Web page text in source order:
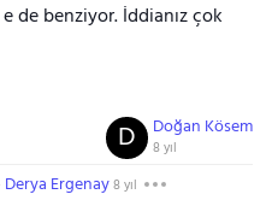
de benziyor. İddianız çok
Doğan Kösem
8 yıl
D
Derya Ergenay8 yıl